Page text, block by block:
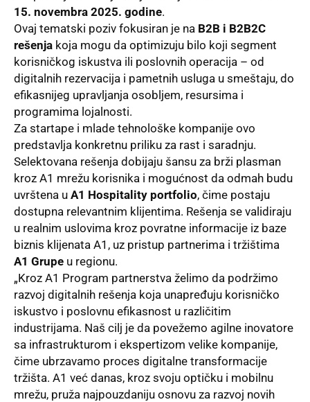
15. novembra 2025. godine.
Ovaj tematski poziv fokusiran je na B2B i B2B2C
rešenja koja mogu da optimizuju bilo koji segment
korisničkog iskustva ili poslovnih operacija – od
digitalnih rezervacija i pametnih usluga u smeštaju, do
efikasnijeg upravljanja osobljem, resursima i
programima lojalnosti.
Za startape i mlade tehnološke kompanije ovo
predstavlja konkretnu priliku za rast i saradnju.
Selektovana rešenja dobijaju šansu za brži plasman
kroz A1 mrežu korisnika i mogućnost da odmah budu
uvrštena u A1 Hospitality portfolio, čime postaju
dostupna relevantnim klijentima. Rešenja se validiraju
u realnim uslovima kroz povratne informacije iz baze
biznis klijenata A1, uz pristup partnerima i tržištima
A1 Grupe u regionu.
„Kroz A1 Program partnerstva želimo da podržimo
razvoj digitalnih rešenja koja unapređuju korisničko
iskustvo i poslovnu efikasnost u različitim
industrijama. Naš cilj je da povežemo agilne inovatore
sa infrastrukturom i ekspertizom velike kompanije,
čime ubrzavamo proces digitalne transformacije
tržišta. A1 već danas, kroz svoju optičku i mobilnu
mrežu, pruža najpouzdaniju osnovu za razvoj novih